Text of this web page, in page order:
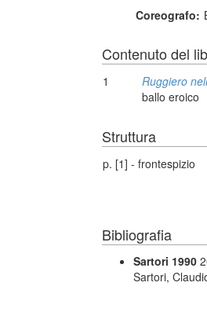
Coreografo:
Contenuto del
1
Ruggiero
ballo eroico
Struttura
p. [1] - frontespizio
Bibliografia
Sartori 1990
Sartori,